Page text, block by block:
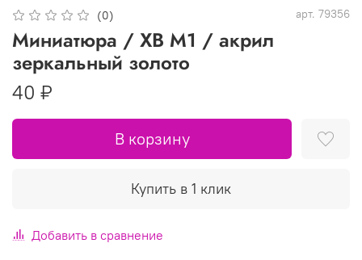
(0) арт. 79356
Миниатюра / ХВ M1 / акрил
зеркальный золото
40 ₽
В корзину
Купить в 1 клик
Добавить в сравнение